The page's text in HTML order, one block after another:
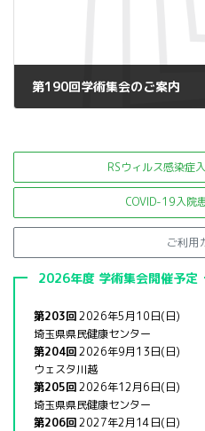
第190回学術集会のご案内
RSウィルス感染症
COVID-19入院
ご利用
2026年度 学術集会開催予定
第203回2026年5月10日(日)
埼玉県県民健康センター
第204回2026年9月13日(日)
ウェスタ川越
第205回2026年12月6日(日)
埼玉県県民健康センター
第206回2027年2月14日(日)